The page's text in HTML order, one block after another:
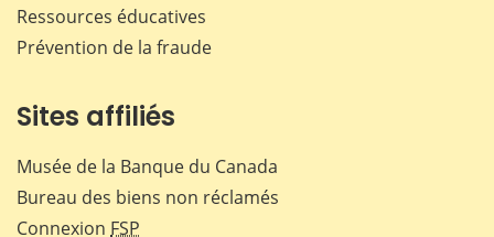
Ressources éducatives
Prévention de la fraude
Sites affiliés
Musée de la Banque du Canada
Bureau des biens non réclamés
Connexion FSP